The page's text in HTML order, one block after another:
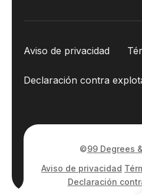
Aviso de privacidad
Declaración contra
©99 Degrees
Aviso de privacidad
Declaración